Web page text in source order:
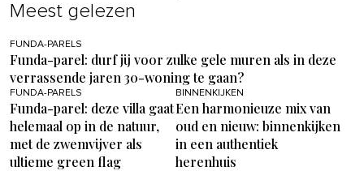
Meest gelezen
FUNDA-PARELS
Funda-parel: durf jij voor zulke gele muren als in deze
verrassende jaren 30-woning te gaan?
FUNDA-PARELS
Funda-parel: deze villa gaat
helemaal op in de natuur,
met de zwemvijver als
ultieme green flag
BINNENKIJKEN
Een harmonieuze mix van
oud en nieuw: binnenkijken
in een authentiek
herenhuis